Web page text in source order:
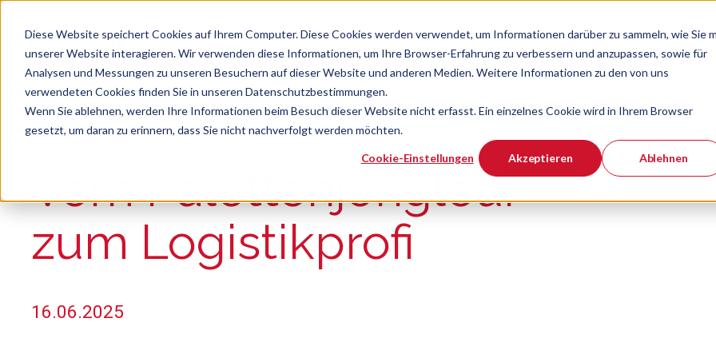
Diese Website speichert Cookies auf Ihrem Computer. Diese Cookies werden verwendet, um Informationen darüber zu sammeln, wie Sie
unserer Website interagieren. Wir verwenden diese Informationen, um Ihre Browser-Erfahrung zu verbessern und anzupassen, sowie für
Analysen und Messungen zu unseren Besuchern auf dieser Website und anderen Medien. Weitere Informationen zu den von uns
verwendeten Cookies finden Sie in unseren Datenschutzbestimmungen.
Wenn Sie ablehnen, werden Ihre Informationen beim Besuch dieser Website nicht erfasst. Ein einzelnes Cookie wird in Ihrem Browser
gesetzt, um daran zu erinnern, dass Sie nicht nachverfolgt werden möchten.
Cookie-Einstellungen Akzeptieren Ablehnen
Zeige
Verband
Suche
Es gibt keine Vorschläge, da das Suchfeld leer ist.
Vom Palettenjongleur
zum Logistikprofi
16.06.2025